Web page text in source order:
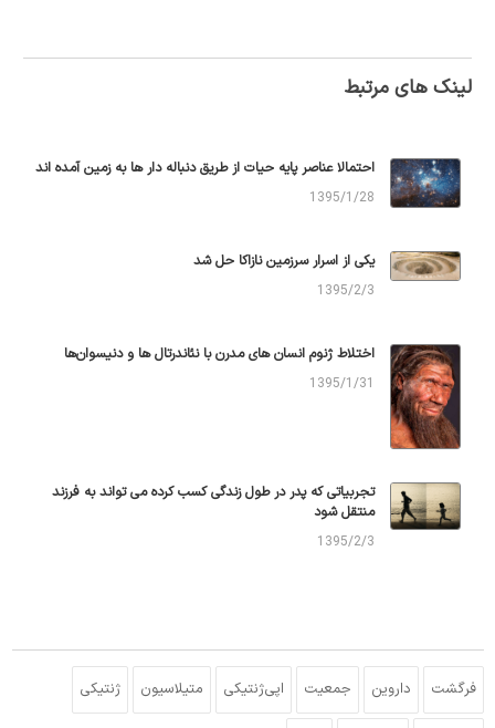
لینک های مرتبط
احتمالا عناصر پایه حیات از طریق دنباله دار ها به زمین آمده اند
1395/1/28
یکی از اسرار سرزمین نازاکا حل شد
1395/2/3
اختلاط ژنوم انسان های مدرن با نئاندرتال ها و دنیسوان‌ها
1395/1/31
تجربیاتی که پدر در طول زندگی کسب کرده می تواند به فرزند
منتقل شود
1395/2/3
فرگشت داروین جمعیت اپی‌ژنتیکی متیلاسیون ژنتیکی